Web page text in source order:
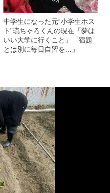
中学生になった元“小学生ホス
ト”琉ちゃろくんの現在「夢は
いい大学に行くこと」「宿題
とは別に毎日自習を…」